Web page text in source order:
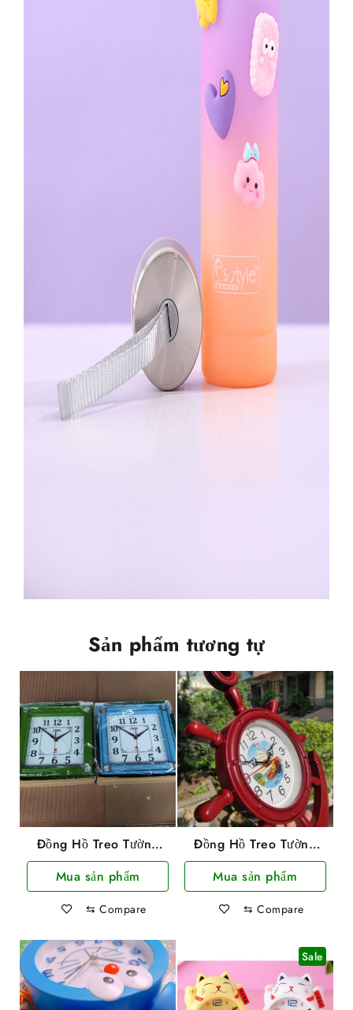
Sản phẩm tương tự
Đồng Hồ Treo Tường
Laba Loại Vuông
Mua sản phẩm
⇆ Compare
Đồng Hồ Treo Tường
Hình Mỏ Neo TiTime
37x30cm
Mua sản phẩm
⇆ Compare
Sale